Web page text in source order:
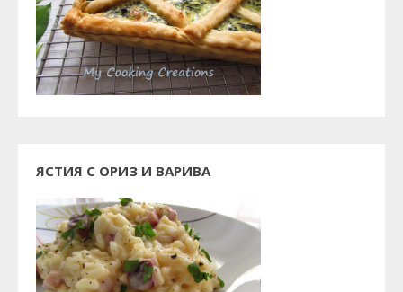
ЯСТИЯ С ОРИЗ И ВАРИВА